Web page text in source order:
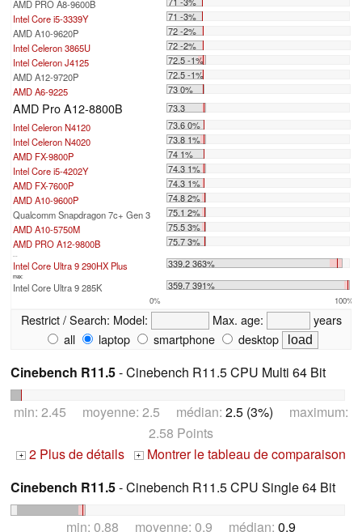
AMD PRO A8-9600B
Intel Core i5-3339Y
71 -3%
AMD A10-9620P
72 -2%
Intel Celeron 3865U
72 -2%
Intel Celeron J4125
72.5 -1%
AMD A12-9720P
72.5 -1%
AMD A6-9225
73 0%
AMD Pro A12-8800B
73.3
Intel Celeron N4120
73.6 0%
Intel Celeron N4020
73.8 1%
AMD FX-9800P
74 1%
Intel Core i5-4202Y
74.3 1%
AMD FX-7600P
74.3 1%
AMD A10-9600P
74.8 2%
Qualcomm Snapdragon 7c+ Gen 3
75.1 2%
AMD A10-5750M
75.5 3%
AMD PRO A12-9800B
75.7 3%
...
Intel Core Ultra 9 290HX Plus 339.2 363%
max:
Intel Core Ultra 9 285K 359.7 391%
0% 100%
Restrict / Search: Model: Max. age:
years
all
laptop smartphone desktop
Cinebench R11.5- Cinebench R11.5 CPU Multi 64 Bit
min: 2.45 moyenne: 2.5 médian: 2.5 (3%) maximum:
2.58 Points
+ 2 Plus de détails + Montrer le tableau de comparaison
Cinebench R11.5- Cinebench R11.5 CPU Single 64 Bit
min: 0.88 moyenne: 0.9 médian: 0.9